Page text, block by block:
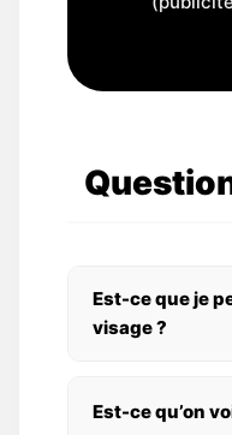
Est-ce que je
visage ?
Est-ce qu’on